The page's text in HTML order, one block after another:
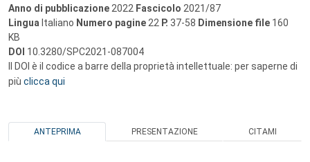
Anno di pubblicazione 2022 Fascicolo 2021/87
Lingua Italiano Numero pagine 22 P. 37-58 Dimensione file 160
KB
DOI 10.3280/SPC2021-087004
Il DOI è il codice a barre della proprietà intellettuale: per saperne di
più clicca qui
ANTEPRIMA PRESENTAZIONE CITAMI